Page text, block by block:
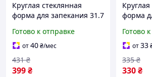
Круглая стеклянная
форма для запекания 31.7
посуда
Готово к отправке
от40₴/мес
399₴
431 ₴
форма
Готово
от33
330₴
335 ₴